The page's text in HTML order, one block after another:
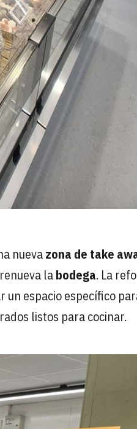
nuevazona de take
labodega. La
un espacio específico
listos para cocinar.